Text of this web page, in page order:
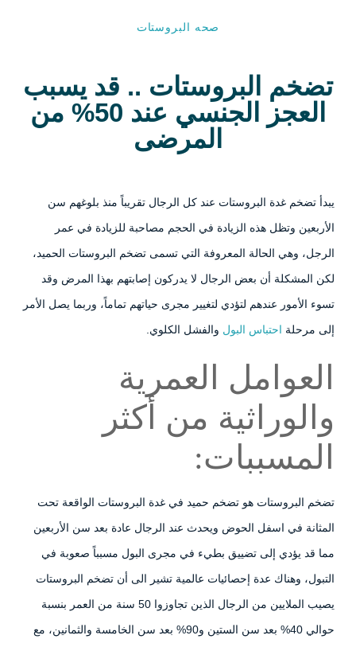
صحه البروستات
تضخم البروستات .. قد يسبب
العجز الجنسي عند 50% من
المرضى
يبدأ تضخم غدة البروستات عند كل الرجال تقريباً منذ بلوغهم سن
الأربعين وتظل هذه الزيادة في الحجم مصاحبة للزيادة في عمر
الرجل، وهي الحالة المعروفة التي تسمى تضخم البروستات الحميد،
لكن المشكلة أن بعض الرجال لا يدركون إصابتهم بهذا المرض وقد
تسوء الأمور عندهم لتؤدي لتغيير مجرى حياتهم تماماً، وربما يصل الأمر
إلى مرحلة احتباس البول والفشل الكلوي.
العوامل العمرية
والوراثية من أكثر
المسببات:
تضخم البروستات هو تضخم حميد في غدة البروستات الواقعة تحت
المثانة في اسفل الحوض ويحدث عند الرجال عادة بعد سن الأربعين
مما قد يؤدي إلى تضييق بطيء في مجرى البول مسبباً صعوبة في
التبول، وهناك عدة إحصائيات عالمية تشير الى أن تضخم البروستات
يصيب الملايين من الرجال الذين تجاوزوا 50 سنة من العمر بنسبة
حوالي 40% بعد سن الستين و90% بعد سن الخامسة والثمانين، مع